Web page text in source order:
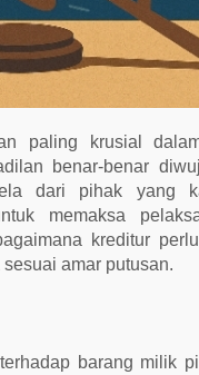
paling krusial
benar-benar
dari pihak yang
memaksa
kreditur
amar putusan.
barang milik